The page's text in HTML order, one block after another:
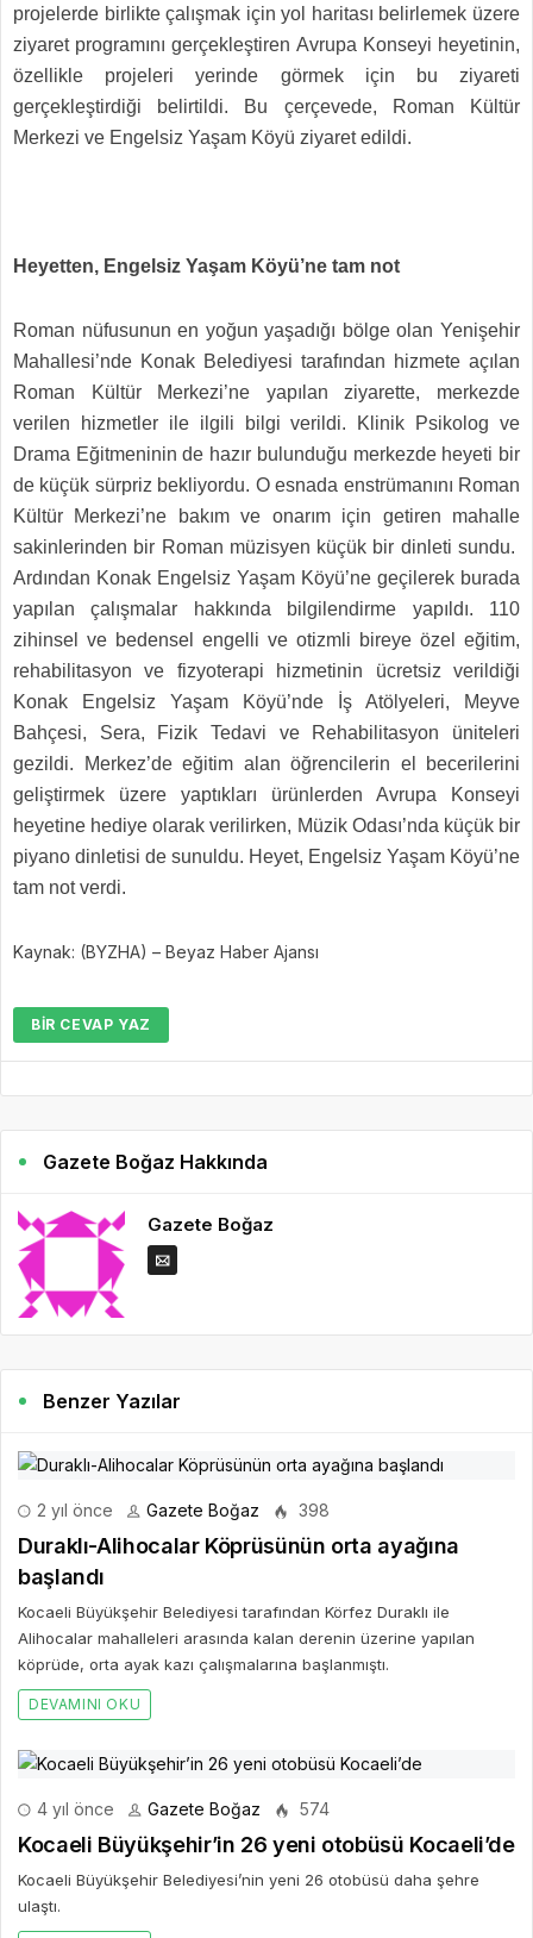
projelerde birlikte çalışmak için yol haritası belirlemek üzere
ziyaret programını gerçekleştiren Avrupa Konseyi heyetinin,
özellikle projeleri yerinde görmek için bu ziyareti
gerçekleştirdiği belirtildi. Bu çerçevede, Roman Kültür
Merkezi ve Engelsiz Yaşam Köyü ziyaret edildi.
Heyetten, Engelsiz Yaşam Köyü’ne tam not
Roman nüfusunun en yoğun yaşadığı bölge olan Yenişehir
Mahallesi’nde Konak Belediyesi tarafından hizmete açılan
Roman Kültür Merkezi’ne yapılan ziyarette, merkezde
verilen hizmetler ile ilgili bilgi verildi. Klinik Psikolog ve
Drama Eğitmeninin de hazır bulunduğu merkezde heyeti bir
de küçük sürpriz bekliyordu. O esnada enstrümanını Roman
Kültür Merkezi’ne bakım ve onarım için getiren mahalle
sakinlerinden bir Roman müzisyen küçük bir dinleti sundu.
Ardından Konak Engelsiz Yaşam Köyü’ne geçilerek burada
yapılan çalışmalar hakkında bilgilendirme yapıldı. 110
zihinsel ve bedensel engelli ve otizmli bireye özel eğitim,
rehabilitasyon ve fizyoterapi hizmetinin ücretsiz verildiği
Konak Engelsiz Yaşam Köyü’nde İş Atölyeleri, Meyve
Bahçesi, Sera, Fizik Tedavi ve Rehabilitasyon üniteleri
gezildi. Merkez’de eğitim alan öğrencilerin el becerilerini
geliştirmek üzere yaptıkları ürünlerden Avrupa Konseyi
heyetine hediye olarak verilirken, Müzik Odası’nda küçük bir
piyano dinletisi de sunuldu. Heyet, Engelsiz Yaşam Köyü’ne
tam not verdi.
Kaynak: (BYZHA) – Beyaz Haber Ajansı
BIR CEVAP YAZ
Gazete Boğaz Hakkında
Gazete Boğaz
Benzer Yazılar
2 yıl önce Gazete Boğaz 398
Duraklı-Alihocalar Köprüsünün orta ayağına
başlandı
Kocaeli Büyükşehir Belediyesi tarafından Körfez Duraklı ile
Alihocalar mahalleleri arasında kalan derenin üzerine yapılan
köprüde, orta ayak kazı çalışmalarına başlanmıştı.
DEVAMINI OKU
4 yıl önce Gazete Boğaz 574
Kocaeli Büyükşehir’in 26 yeni otobüsü Kocaeli’de
Kocaeli Büyükşehir Belediyesi’nin yeni 26 otobüsü daha şehre
ulaştı.